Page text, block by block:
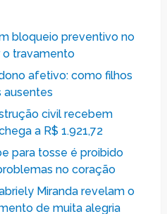
bloqueio preventivo no
o travamento
afetivo: como filhos
ausentes
civil recebem
a R$ 1.921,72
para tosse é proibido
no coração
Miranda revelam o
de muita alegria